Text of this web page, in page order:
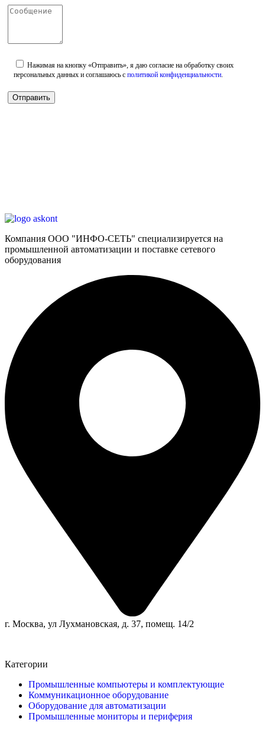
Нажимая на кнопку «Отправить», я даю согласие на обработку своих
персональных данных и соглашаюсь с политикой конфиденциальности.
Компания ООО "ИНФО-СЕТЬ" специализируется на
промышленной автоматизации и поставке сетевого
оборудования
г. Москва, ул Лухмановская, д. 37, помещ. 14/2
Категории
Промышленные компьютеры и комплектующие
Коммуникационное оборудование
Оборудование для автоматизации
Промышленные мониторы и периферия